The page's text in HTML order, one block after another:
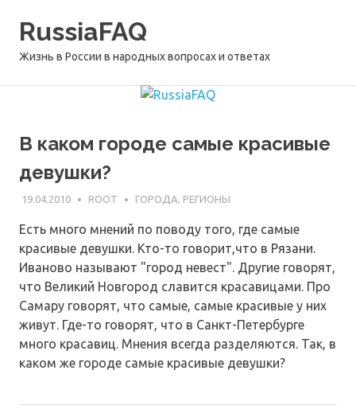
RussiaFAQ
Жизнь в России в народных вопросах и ответах
В каком городе самые красивые
девушки?
19.04.2010 ROOT ГОРОДА, РЕГИОНЫ
Есть много мнений по поводу того, где самые
красивые девушки. Кто-то говорит,что в Рязани.
Иваново называют "город невест". Другие говорят,
что Великий Новгород славится красавицами. Про
Самару говорят, что самые, самые красивые у них
живут. Где-то говорят, что в Санкт-Петербурге
много красавиц. Мнения всегда разделяются. Так, в
каком же городе самые красивые девушки?